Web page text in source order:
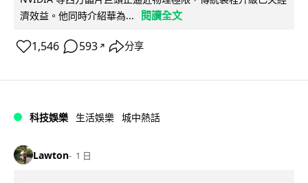
濟效益。他同時介紹華為...
閱讀全文
1,546 593 ↗ 分享
科技娛樂 生活娛樂 城中熱話
Lawton 1 日